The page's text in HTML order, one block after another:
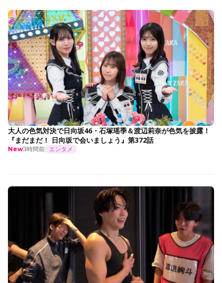
大人の色気対決で日向坂46・石塚瑶季＆渡辺莉奈が色気を披露！
『まだまだ！ 日向坂で会いましょう』第372話
New3時間前 エンタメ